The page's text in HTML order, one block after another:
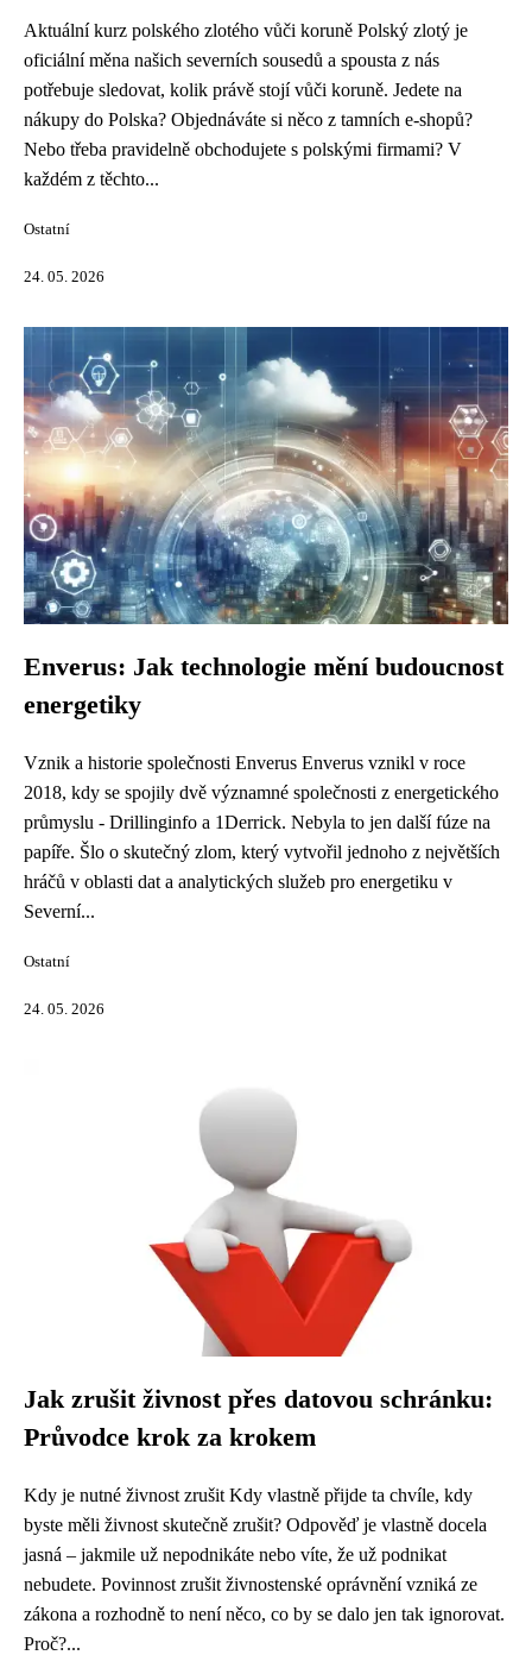
Aktuální kurz polského zlotého vůči koruně Polský zlotý je
oficiální měna našich severních sousedů a spousta z nás
potřebuje sledovat, kolik právě stojí vůči koruně. Jedete na
nákupy do Polska? Objednáváte si něco z tamních e-shopů?
Nebo třeba pravidelně obchodujete s polskými firmami? V
každém z těchto...
Ostatní
24. 05. 2026
Enverus: Jak technologie mění budoucnost
energetiky
Vznik a historie společnosti Enverus Enverus vznikl v roce
2018, kdy se spojily dvě významné společnosti z energetického
průmyslu - Drillinginfo a 1Derrick. Nebyla to jen další fúze na
papíře. Šlo o skutečný zlom, který vytvořil jednoho z největších
hráčů v oblasti dat a analytických služeb pro energetiku v
Severní...
Ostatní
24. 05. 2026
Jak zrušit živnost přes datovou schránku:
Průvodce krok za krokem
Kdy je nutné živnost zrušit Kdy vlastně přijde ta chvíle, kdy
byste měli živnost skutečně zrušit? Odpověď je vlastně docela
jasná – jakmile už nepodnikáte nebo víte, že už podnikat
nebudete. Povinnost zrušit živnostenské oprávnění vzniká ze
zákona a rozhodně to není něco, co by se dalo jen tak ignorovat.
Proč?...